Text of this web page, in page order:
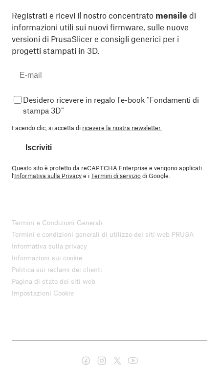
Registrati e ricevi il nostro concentrato mensile di
informazioni utili sui nuovi firmware, sulle nuove
versioni di PrusaSlicer e consigli generici per i
progetti stampati in 3D.
Desidero ricevere in regalo l'e-book “Fondamenti di
stampa 3D”
Facendo clic, si accetta di ricevere la nostra newsletter.
Iscriviti
Questo sito è protetto da reCAPTCHA Enterprise e vengono applicati
l'Informativa sulla Privacye iTermini di serviziodi Google.
Termini e Condizioni Generali
Termini e condizioni generali di utilizzo dei siti web PRUSA
Informativa sulla privacy
Informazioni sui cookie
Politica sui reclami dei clienti
Pagina di stato dei siti web
Impostazioni Cookie